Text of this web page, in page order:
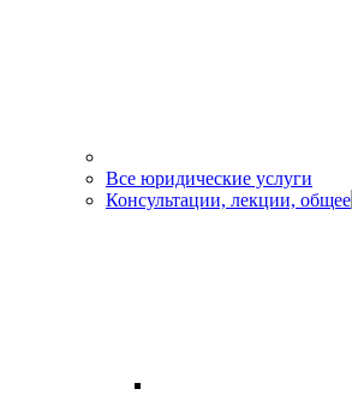
Все юридические услуги
Консультации, лекции, общее